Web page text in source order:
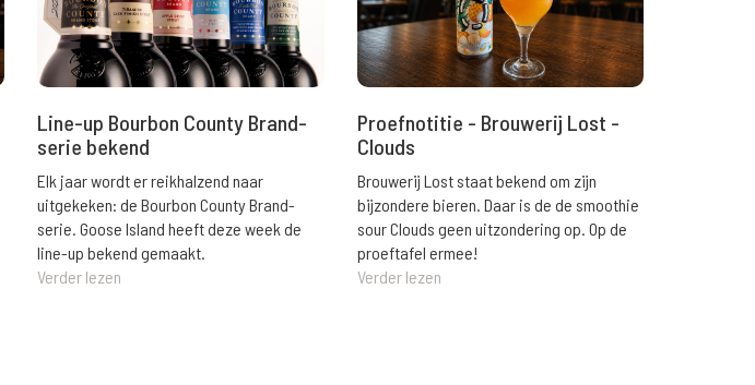
Line-up Bourbon County Brand-
serie bekend
Elk jaar wordt er reikhalzend naar
uitgekeken: de Bourbon County Brand-
serie. Goose Island heeft deze week de
line-up bekend gemaakt.
Verder lezen
Proefnotitie - Brouwerij Lost -
Clouds
Brouwerij Lost staat bekend om zijn
bijzondere bieren. Daar is de de smoothie
sour Clouds geen uitzondering op. Op de
proeftafel ermee!
Verder lezen